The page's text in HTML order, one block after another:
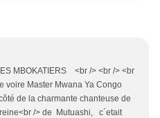
MBOKATIERS <br /> <br /> <br
voire Master Mwana Ya Congo
de la charmante chanteuse de
/> de Mutuashi, c´etait